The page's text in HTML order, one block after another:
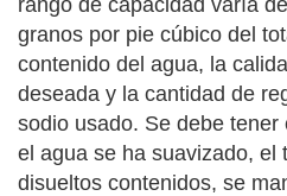
rango de capacidad varía
granos por pie cúbico del
contenido del agua, la
deseada y la cantidad de
sodio usado. Se debe
el agua se ha suavizado, el
disueltos contenidos, se